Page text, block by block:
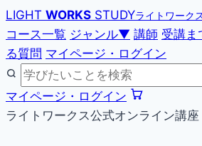
LIGHT WORKS STUDYライトワーク
コース一覧 ジャンル▼ 講師 受講ま
る質問 マイページ・ログイン
マイページ・ログイン
ライトワークス公式オンライン講座